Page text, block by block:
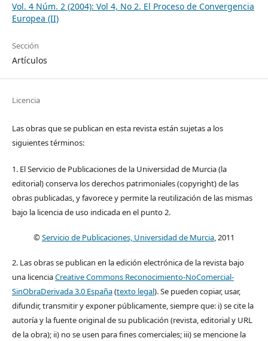
Vol. 4 Núm. 2 (2004): Vol 4, No 2. El Proceso de Convergencia
Europea (II)
Sección
Artículos
Licencia
Las obras que se publican en esta revista están sujetas a los
siguientes términos:
1. El Servicio de Publicaciones de la Universidad de Murcia (la
editorial) conserva los derechos patrimoniales (copyright) de las
obras publicadas, y favorece y permite la reutilización de las mismas
bajo la licencia de uso indicada en el punto 2.
©Servicio de Publicaciones, Universidad de Murcia, 2011
2. Las obras se publican en la edición electrónica de la revista bajo
una licenciaCreative Commons Reconocimiento-NoComercial-
SinObraDerivada 3.0 España(texto legal). Se pueden copiar, usar,
difundir, transmitir y exponer públicamente, siempre que: i) se cite la
autoría y la fuente original de su publicación (revista, editorial y URL
de la obra); ii) no se usen para fines comerciales; iii) se mencione la